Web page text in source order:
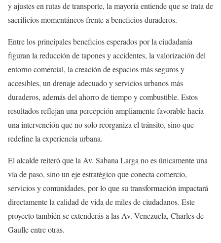
y ajustes en rutas de transporte, la mayoría entiende que se trata de
sacrificios momentáneos frente a beneficios duraderos.
Entre los principales beneficios esperados por la ciudadanía
figuran la reducción de tapones y accidentes, la valorización del
entorno comercial, la creación de espacios más seguros y
accesibles, un drenaje adecuado y servicios urbanos más
duraderos, además del ahorro de tiempo y combustible. Estos
resultados reflejan una percepción ampliamente favorable hacia
una intervención que no solo reorganiza el tránsito, sino que
redefine la experiencia urbana.
El alcalde reiteró que la Av. Sabana Larga no es únicamente una
vía de paso, sino un eje estratégico que conecta comercio,
servicios y comunidades, por lo que su transformación impactará
directamente la calidad de vida de miles de ciudadanos. Este
proyecto también se extenderás a las Av. Venezuela, Charles de
Gaulle entre otras.